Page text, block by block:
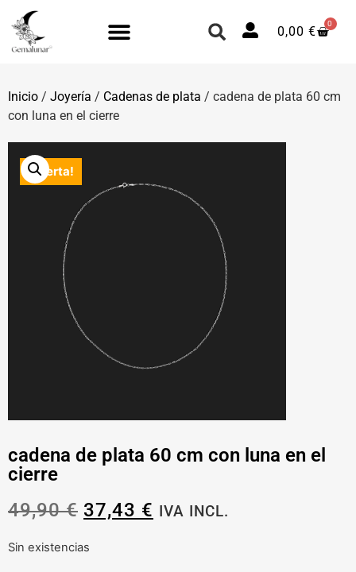
0,00 €
0
Inicio / Joyería / Cadenas de plata / cadena de plata 60 cm
con luna en el cierre
¡Oferta!
cadena de plata 60 cm con luna en el
cierre
49,90€ 37,43 € IVA INCL.
Sin existencias